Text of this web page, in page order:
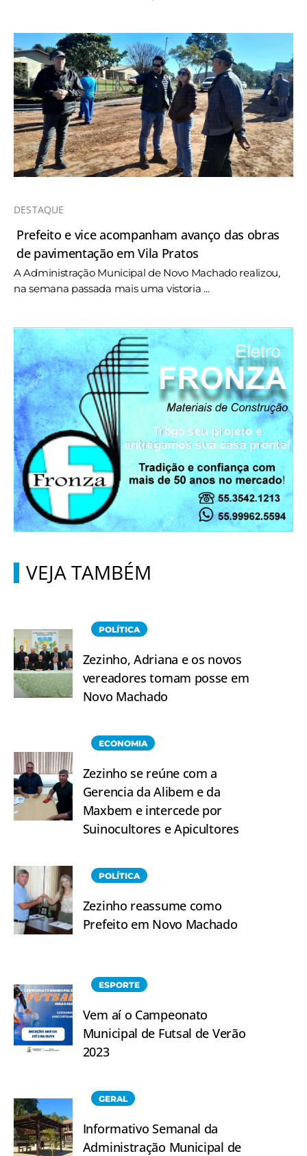
DESTAQUE
Prefeito e vice acompanham avanço das obras
de pavimentação em Vila Pratos
A Administração Municipal de Novo Machado realizou,
na semana passada mais uma vistoria ...
VEJA TAMBÉM
POLÍTICA
Zezinho, Adriana e os novos
vereadores tomam posse em
Novo Machado
ECONOMIA
Zezinho se reúne com a
Gerencia da Alibem e da
Maxbem e intercede por
Suinocultores e Apicultores
POLÍTICA
Zezinho reassume como
Prefeito em Novo Machado
ESPORTE
Vem aí o Campeonato
Municipal de Futsal de Verão
2023
GERAL
Informativo Semanal da
Administração Municipal de